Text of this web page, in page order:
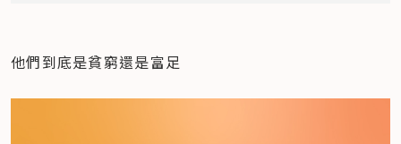
他們到底是貧窮還是富足